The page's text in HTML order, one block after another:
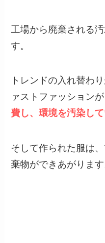
工場から廃棄される
す。
トレンドの入れ替わ
ァストファッションが
費し、環境を汚染して
そして作られた服は
棄物ができあがります